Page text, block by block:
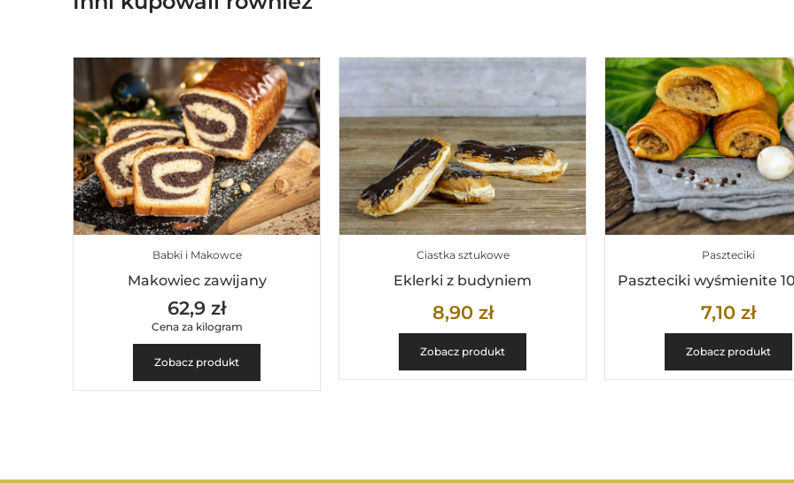
Babki i Makowce
Makowiec zawijany
62,9 zł
Cena za kilogram
Zobacz produkt
Ciastka sztukowe
Eklerki z budyniem
8,90 zł
Zobacz produkt
Paszteciki
Paszteciki wyśmienite
7,10 zł
Zobacz produkt